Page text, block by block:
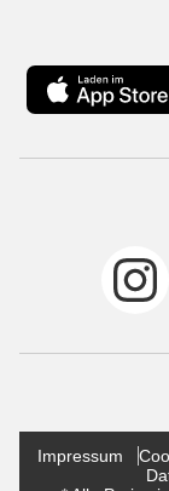
Impressum